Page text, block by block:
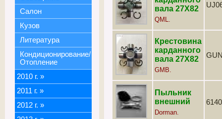
Салон
Кузов
Литература
Кондиционирование/
Отопление
2010 г. »
2011 г. »
2012 г. »
вала 27Х82
QML.
Крестовина
карданного
вала 27Х82
GMB.
Пыльник
внешний
Dorman.